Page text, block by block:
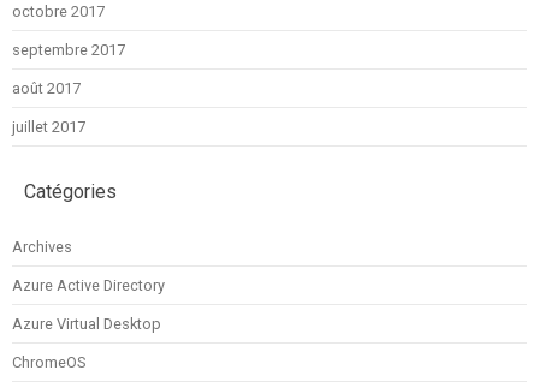
octobre 2017
septembre 2017
août 2017
juillet 2017
Catégories
Archives
Azure Active Directory
Azure Virtual Desktop
ChromeOS